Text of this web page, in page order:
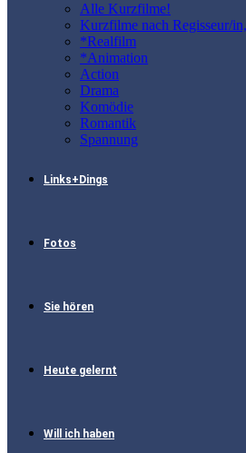
Alle Kurzfilme!
Kurzfilme nach Regisseur/
*Realfilm
*Animation
Action
Drama
Komödie
Romantik
Spannung
Links+Dings
Fotos
Sie hören
Heute gelernt
Will ich haben